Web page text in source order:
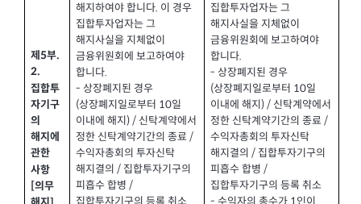
제 5부.
2.
집합투
자기구
의
해지에
관한
사항
[의무
해지하여야 합니다. 이 경우
집합투자업자는 그
해지사실을 지체없이
금융위원회에 보고하여야
합니다.
-상장폐지된 경우
(상장폐지일로부터 10일
이내에 해지 ) / 신탁계약에서
정한 신탁계약기간의 종료/
수익자총회의 투자신탁
해지결의 / 집합투자기구의
피흡수 합병 /
집합투자업자는 그
해지사실을 지체없이
금융위원회에 보고하여야
합니다.
-상장폐지된 경우
(상장폐지일로부터 10일
이내에 해지 ) / 신탁계약에서
정한 신탁계약기간의 종료/
수익자총회의 투자신탁
해지결의 / 집합투자기구의
피흡수 합병 /
집합투자기구의 등록 취소